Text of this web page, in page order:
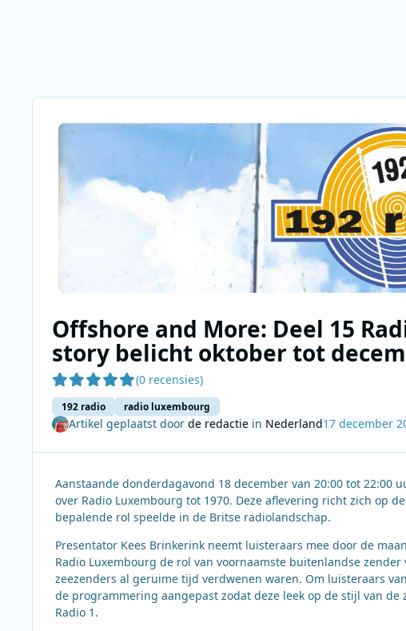
Offshore and More: Deel 15
story belicht oktober tot
(0 recensies)
192 radio radio luxembourg
Artikel geplaatst door de redactiein Nederland17 december
Aanstaande donderdagavond 18 december van 20:00 tot 22:00
over Radio Luxembourg tot 1970. Deze aflevering richt zich op
bepalende rol speelde in de Britse radiolandschap.
Presentator Kees Brinkerink neemt luisteraars mee door de
Radio Luxembourg de rol van voornaamste buitenlandse
zeezenders al geruime tijd verdwenen waren. Om luisteraars
de programmering aangepast zodat deze leek op de stijl van
Radio 1.